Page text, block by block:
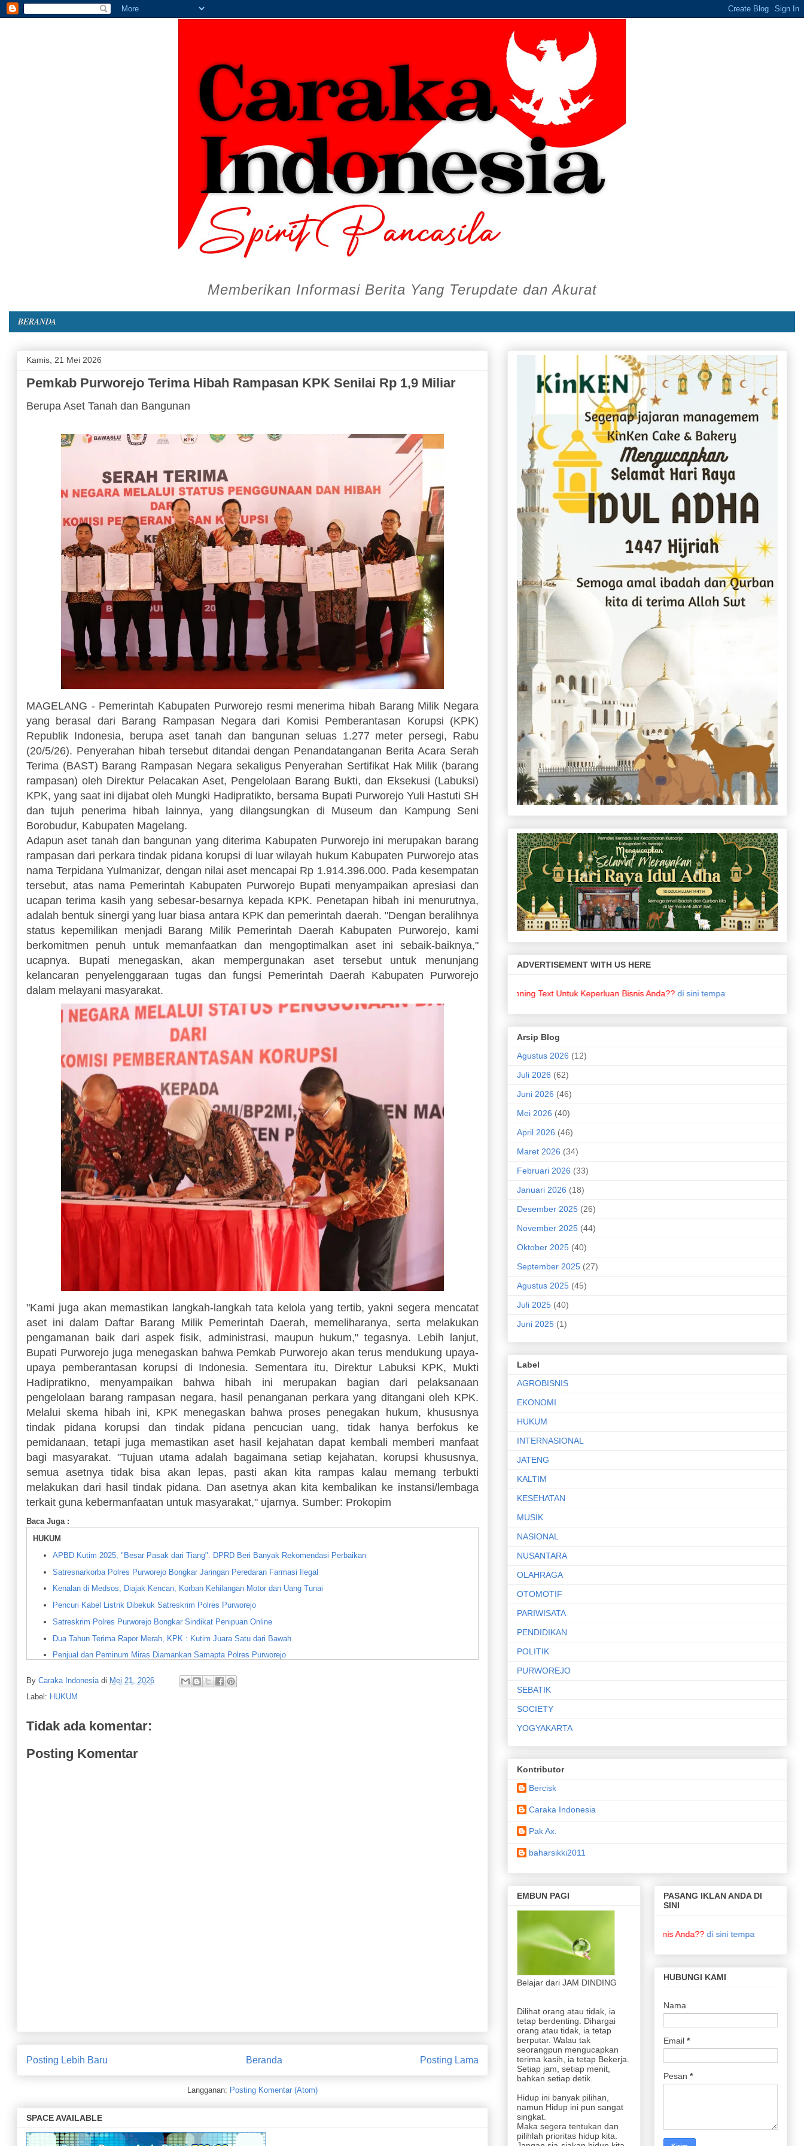
Memberikan Informasi Berita Yang Terupdate dan Akurat
BERANDA
Kamis, 21 Mei 2026
Pemkab Purworejo Terima Hibah Rampasan KPK Senilai Rp 1,9 Miliar
Berupa Aset Tanah dan Bangunan
MAGELANG - Pemerintah Kabupaten Purworejo resmi menerima hibah Barang Milik Negara
yang berasal dari Barang Rampasan Negara dari Komisi Pemberantasan Korupsi (KPK)
Republik Indonesia, berupa aset tanah dan bangunan seluas 1.277 meter persegi, Rabu
(20/5/26). Penyerahan hibah tersebut ditandai dengan Penandatanganan Berita Acara Serah
Terima (BAST) Barang Rampasan Negara sekaligus Penyerahan Sertifikat Hak Milik (barang
rampasan) oleh Direktur Pelacakan Aset, Pengelolaan Barang Bukti, dan Eksekusi (Labuksi)
KPK, yang saat ini dijabat oleh Mungki Hadipratikto, bersama Bupati Purworejo Yuli Hastuti SH
dan tujuh penerima hibah lainnya, yang dilangsungkan di Museum dan Kampung Seni
Borobudur, Kabupaten Magelang.
Adapun aset tanah dan bangunan yang diterima Kabupaten Purworejo ini merupakan barang
rampasan dari perkara tindak pidana korupsi di luar wilayah hukum Kabupaten Purworejo atas
nama Terpidana Yulmanizar, dengan nilai aset mencapai Rp 1.914.396.000. Pada kesempatan
tersebut, atas nama Pemerintah Kabupaten Purworejo Bupati menyampaikan apresiasi dan
ucapan terima kasih yang sebesar-besarnya kepada KPK. Penetapan hibah ini menurutnya,
adalah bentuk sinergi yang luar biasa antara KPK dan pemerintah daerah. "Dengan beralihnya
status kepemilikan menjadi Barang Milik Pemerintah Daerah Kabupaten Purworejo, kami
berkomitmen penuh untuk memanfaatkan dan mengoptimalkan aset ini sebaik-baiknya,"
ucapnya. Bupati menegaskan, akan mempergunakan aset tersebut untuk menunjang
kelancaran penyelenggaraan tugas dan fungsi Pemerintah Daerah Kabupaten Purworejo
dalam melayani masyarakat.
"Kami juga akan memastikan langkah-langkah tata kelola yang tertib, yakni segera mencatat
aset ini dalam Daftar Barang Milik Pemerintah Daerah, memeliharanya, serta melakukan
pengamanan baik dari aspek fisik, administrasi, maupun hukum," tegasnya. Lebih lanjut,
Bupati Purworejo juga menegaskan bahwa Pemkab Purworejo akan terus mendukung upaya-
upaya pemberantasan korupsi di Indonesia. Sementara itu, Direktur Labuksi KPK, Mukti
Hadipratikno, menyampaikan bahwa hibah ini merupakan bagian dari pelaksanaan
pengelolaan barang rampasan negara, hasil penanganan perkara yang ditangani oleh KPK.
Melalui skema hibah ini, KPK menegaskan bahwa proses penegakan hukum, khususnya
tindak pidana korupsi dan tindak pidana pencucian uang, tidak hanya berfokus ke
pemidanaan, tetapi juga memastikan aset hasil kejahatan dapat kembali memberi manfaat
bagi masyarakat. "Tujuan utama adalah bagaimana setiap kejahatan, korupsi khususnya,
semua asetnya tidak bisa akan lepas, pasti akan kita rampas kalau memang terbukti
melakukan dari hasil tindak pidana. Dan asetnya akan kita kembalikan ke instansi/lembaga
terkait guna kebermanfaatan untuk masyarakat," ujarnya. Sumber: Prokopim
Baca Juga :
HUKUM
APBD Kutim 2025, "Besar Pasak dari Tiang". DPRD Beri Banyak Rekomendasi Perbaikan
Satresnarkorba Polres Purworejo Bongkar Jaringan Peredaran Farmasi Ilegal
Kenalan di Medsos, Diajak Kencan, Korban Kehilangan Motor dan Uang Tunai
Pencuri Kabel Listrik Dibekuk Satreskrim Polres Purworejo
Satreskrim Polres Purworejo Bongkar Sindikat Penipuan Online
Dua Tahun Terima Rapor Merah, KPK : Kutim Juara Satu dari Bawah
Penjual dan Peminum Miras Diamankan Samapta Polres Purworejo
Polres Purworejo Olah TKP Ledakan Mercon di Desa Tasikmadu-Pituruh
Resah Ulah Penagih Utang, Warga Kabupaten Purworejo Mengadu ke Polisi
Merasa Dirugikan soal Pembelian Kios, Warga Borokulon Mengadu ke Polres Purworejo
By Caraka Indonesia di Mei 21, 2026
Label: HUKUM
Tidak ada komentar:
Posting Komentar
Posting Lebih Baru Posting Lama
Beranda
Langganan: Posting Komentar (Atom)
SPACE AVAILABLE
ADVERTISEMENT WITH US HERE
Pasang Running Text Untuk Keperluan Bisnis Anda??di sini tempatnya!!!
Arsip Blog
Agustus 2026 (12)
Juli 2026 (62)
Juni 2026 (46)
Mei 2026 (40)
April 2026 (46)
Maret 2026 (34)
Februari 2026 (33)
Januari 2026 (18)
Desember 2025 (26)
November 2025 (44)
Oktober 2025 (40)
September 2025 (27)
Agustus 2025 (45)
Juli 2025 (40)
Juni 2025 (1)
Label
AGROBISNIS
EKONOMI
HUKUM
INTERNASIONAL
JATENG
KALTIM
KESEHATAN
MUSIK
NASIONAL
NUSANTARA
OLAHRAGA
OTOMOTIF
PARIWISATA
PENDIDIKAN
POLITIK
PURWOREJO
SEBATIK
SOCIETY
YOGYAKARTA
Kontributor
Bercisk
Caraka Indonesia
Pak Ax.
baharsikki2011
EMBUN PAGI
Belajar dari JAM DINDING
Dilihat orang atau tidak, ia
tetap berdenting. Dihargai
orang atau tidak, ia tetap
berputar. Walau tak
seorangpun mengucapkan
terima kasih, ia tetap Bekerja.
Setiap jam, setiap menit,
bahkan setiap detik.
Hidup ini banyak pilihan,
namun Hidup ini pun sangat
singkat.
Maka segera tentukan dan
pilihlah prioritas hidup kita.
PASANG IKLAN ANDA DI
SINI
Pasang Running Text Untuk Keperluan Bisnis Anda??di sini tempatnya!!!
HUBUNGI KAMI
Nama
Email *
Pesan *